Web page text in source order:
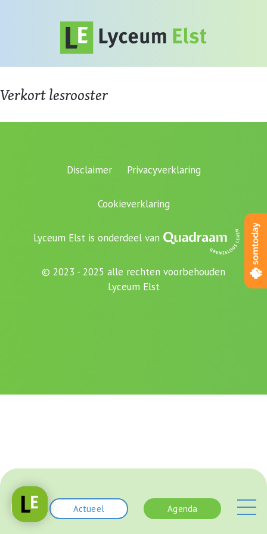
Actueel Agenda
Verkort lesrooster
Disclaimer Privacyverklaring
Cookieverklaring
Lyceum Elst is onderdeel van
© 2023 - 2025 alle rechten voorbehouden
Lyceum Elst